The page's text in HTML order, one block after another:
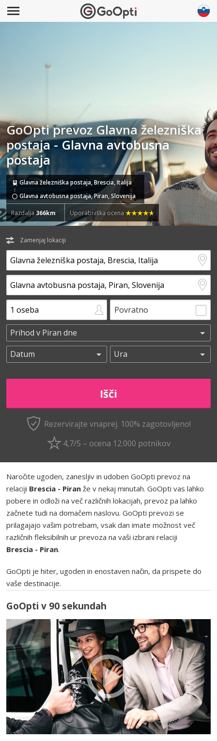
GoOpti prevoz Glavna železniška
postaja - Glavna avtobusna
postaja
Glavna železniška postaja, Brescia, Italija
Glavna avtobusna postaja, Piran, Slovenija
Razdalja366km Uporabniška ocena
Zamenjaj lokaciji
Povratno
Rezervirajte vnaprej. 100% zagotovljeno!
4,7/5 – ocena 12.000 potnikov
Naročite ugoden, zanesljiv in udoben GoOpti prevoz na
relaciji Brescia - Piran že v nekaj minutah. GoOpti vas lahko
pobere in odloži na več različnih lokacijah, prevoz pa lahko
začnete tudi na domačem naslovu. GoOpti prevozi se
prilagajajo vašim potrebam, vsak dan imate možnost več
različnih fleksibilnih ur prevoza na vaši izbrani relaciji
Brescia - Piran.
GoOpti je hiter, ugoden in enostaven način, da prispete do
vaše destinacije.
GoOpti v 90 sekundah